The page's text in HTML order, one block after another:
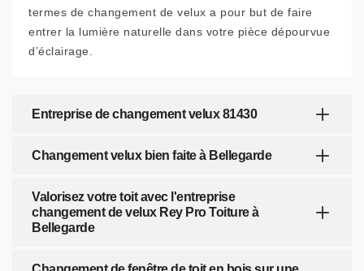
termes de changement de velux a pour but de faire
entrer la lumière naturelle dans votre pièce dépourvue
d’éclairage.
Entreprise de changement velux 81430
Changement velux bien faite à Bellegarde
Valorisez votre toit avec l'entreprise
changement de velux Rey Pro Toiture à
Bellegarde